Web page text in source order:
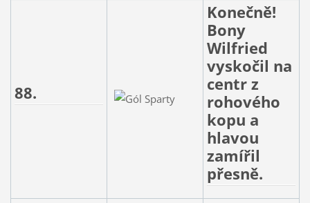
88.
Konečně!
Bony
Wilfried
vyskočil na
centr z
rohového
kopu a
hlavou
zamířil
přesně.